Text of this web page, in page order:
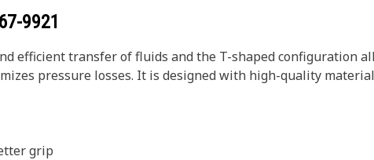
9921
efficient transfer of fluids and the T-shaped configuration
pressure losses. It is designed with high-quality
grip